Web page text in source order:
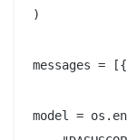
)
messages =
model =